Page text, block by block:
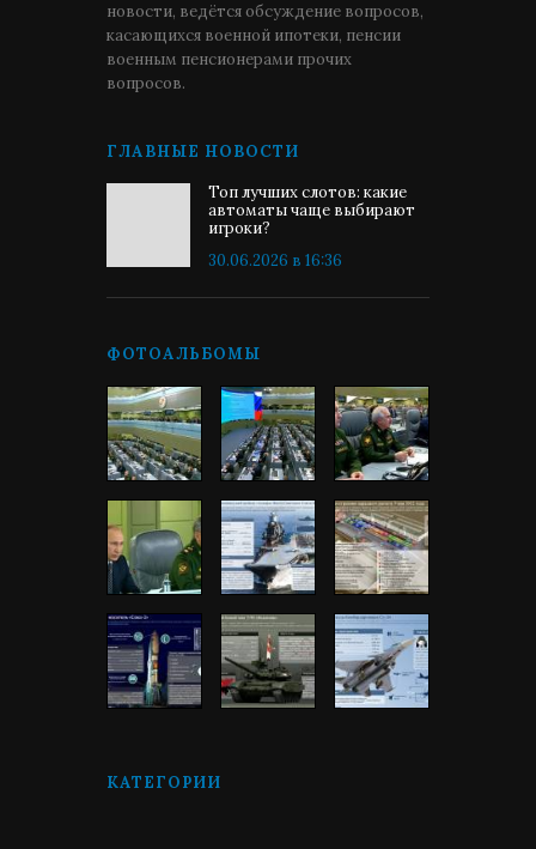
новости, ведётся обсуждение вопросов,
касающихся военной ипотеки, пенсии
военным пенсионерами прочих
вопросов.
ГЛАВНЫЕ НОВОСТИ
Топ лучших слотов: какие
автоматы чаще выбирают
игроки?
30.06.2026 в 16:36
ФОТОАЛЬБОМЫ
КАТЕГОРИИ